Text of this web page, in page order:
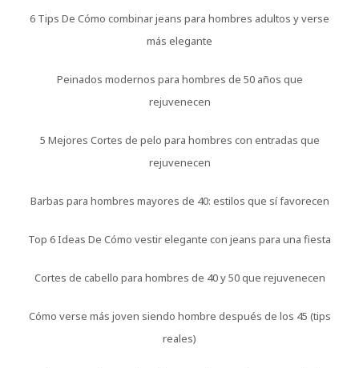
6 Tips De Cómo combinar jeans para hombres adultos y verse
más elegante
Peinados modernos para hombres de 50 años que
rejuvenecen
5 Mejores Cortes de pelo para hombres con entradas que
rejuvenecen
Barbas para hombres mayores de 40: estilos que sí favorecen
Top 6 Ideas De Cómo vestir elegante con jeans para una fiesta
Cortes de cabello para hombres de 40 y 50 que rejuvenecen
Cómo verse más joven siendo hombre después de los 45 (tips
reales)